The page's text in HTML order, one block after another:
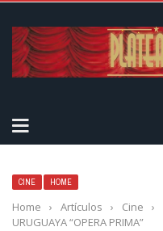
CINE HOME
Home › Artículos › Cine ›
URUGUAYA “OPERA PRIMA”